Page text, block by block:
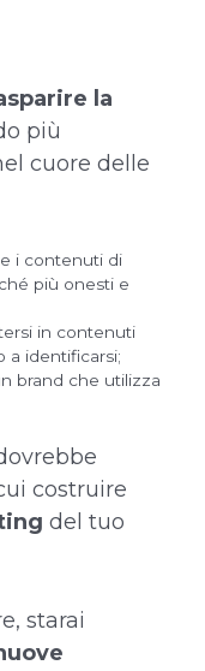
la
più
cuore delle
i contenuti di
più onesti e
in contenuti
a identificarsi;
brand che utilizza
costruire
del tuo
starai